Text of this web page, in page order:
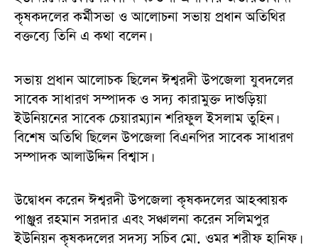
কৃষকদলের কর্মীসভা ও আলোচনা সভায় প্রধান অতিথির
বক্তব্যে তিনি এ কথা বলেন।
সভায় প্রধান আলোচক ছিলেন ঈশ্বরদী উপজেলা যুবদলের
সাবেক সাধারণ সম্পাদক ও সদ্য কারামুক্ত দাশুড়িয়া
ইউনিয়নের সাবেক চেয়ারম্যান শরিফুল ইসলাম তুহিন।
বিশেষ অতিথি ছিলেন উপজেলা বিএনপির সাবেক সাধারণ
সম্পাদক আলাউদ্দিন বিশ্বাস।
উদ্বোধন করেন ঈশ্বরদী উপজেলা কৃষকদলের আহব্বায়ক
পাঞ্জুর রহমান সরদার এবং সঞ্চালনা করেন সলিমপুর
ইউনিয়ন কৃষকদলের সদস্য সচিব মো. ওমর শরীফ হানিফ।